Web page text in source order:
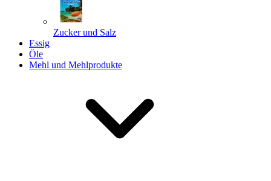
Zucker und Salz
Essig
Öle
Mehl und Mehlprodukte